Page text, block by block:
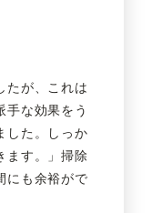
たが、これは
手な効果をう
した。しっか
ます。」掃除
にも余裕がで